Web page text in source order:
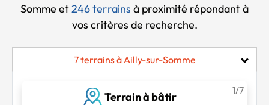
Somme et246 terrains à proximité répondant à
vos critères de recherche.
7 terrains à Ailly-sur-Somme
Terrain à bâtir
1/7